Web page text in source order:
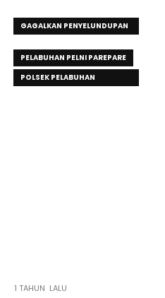
GAGALKAN PENYELUNDUPAN
PELABUHAN PELNI PAREPARE
POLSEK PELABUHAN
1 TAHUN LALU